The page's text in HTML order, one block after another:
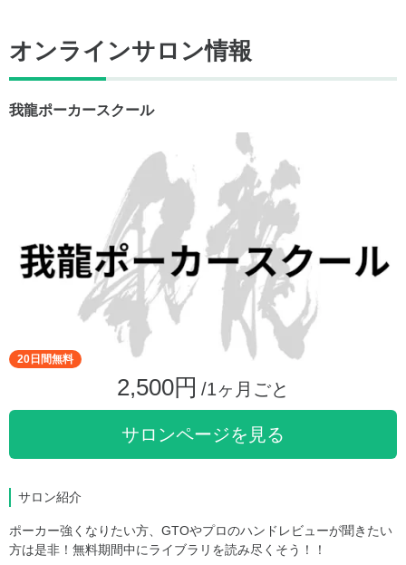
オンラインサロン情報
我龍ポーカースクール
20日間無料
2,500円 /1ヶ月ごと
サロンページを見る
サロン紹介
ポーカー強くなりたい方、GTOやプロのハンドレビューが聞きたい
方は是非！無料期間中にライブラリを読み尽くそう！！